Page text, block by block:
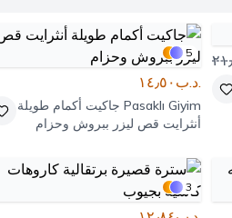
5
.د.ب١٤٫٥٠
Pasaklı Giyim جاكيت أكمام طويلة
أنثرايت قص ليزر ببروش وحزام
3